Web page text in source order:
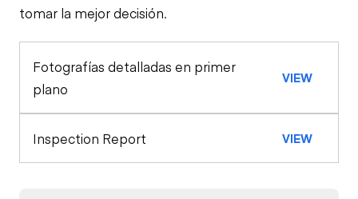
Freno de Balanceo
Luces de
Chequeo de
Función Limitada
Superior de Estación de Control
Interruptor de
Apagado de
Emergencia
Interruptor de
Apariencia General
Motor
Motor de Arranque
Tren de Potencia
tomar la mejor decisión.
Fotografías detalladas en primer
plano
VIEW
Inspection Report VIEW